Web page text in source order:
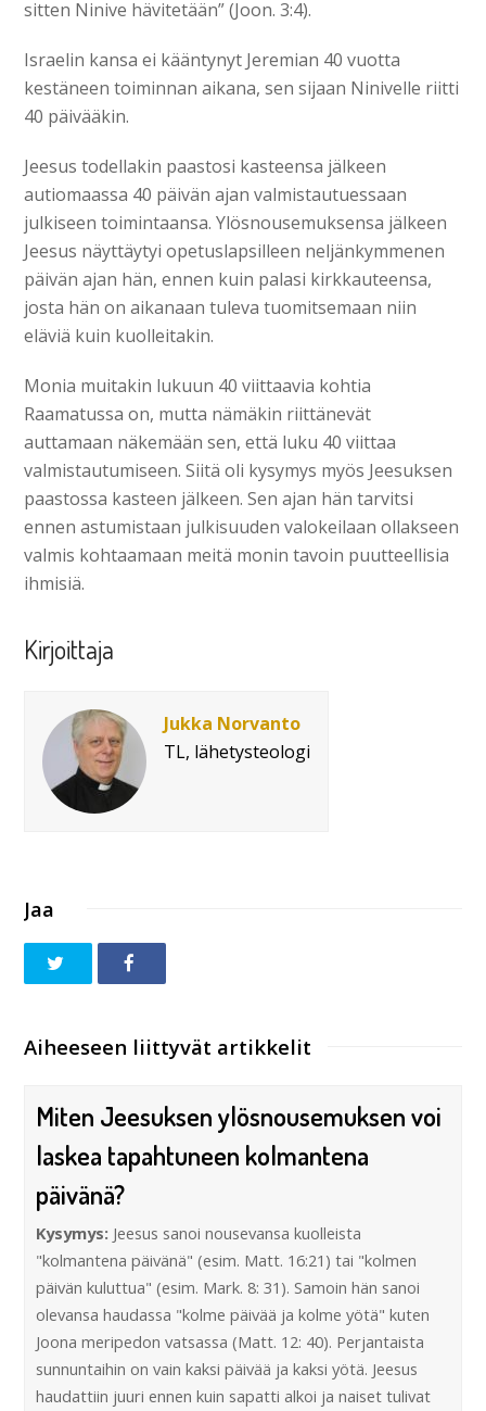
sitten Ninive hävitetään” (Joon. 3:4).
Israelin kansa ei kääntynyt Jeremian 40 vuotta
kestäneen toiminnan aikana, sen sijaan Ninivelle riitti
40 päivääkin.
Jeesus todellakin paastosi kasteensa jälkeen
autiomaassa 40 päivän ajan valmistautuessaan
julkiseen toimintaansa. Ylösnousemuksensa jälkeen
Jeesus näyttäytyi opetuslapsilleen neljänkymmenen
päivän ajan hän, ennen kuin palasi kirkkauteensa,
josta hän on aikanaan tuleva tuomitsemaan niin
eläviä kuin kuolleitakin.
Monia muitakin lukuun 40 viittaavia kohtia
Raamatussa on, mutta nämäkin riittänevät
auttamaan näkemään sen, että luku 40 viittaa
valmistautumiseen. Siitä oli kysymys myös Jeesuksen
paastossa kasteen jälkeen. Sen ajan hän tarvitsi
ennen astumistaan julkisuuden valokeilaan ollakseen
valmis kohtaamaan meitä monin tavoin puutteellisia
ihmisiä.
Kirjoittaja
Jukka Norvanto
TL, lähetysteologi
Jaa
Aiheeseen liittyvät artikkelit
Miten Jeesuksen ylösnousemuksen voi
laskea tapahtuneen kolmantena
päivänä?
Kysymys: Jeesus sanoi nousevansa kuolleista
"kolmantena päivänä" (esim. Matt. 16:21) tai "kolmen
päivän kuluttua" (esim. Mark. 8: 31). Samoin hän sanoi
olevansa haudassa "kolme päivää ja kolme yötä" kuten
Joona meripedon vatsassa (Matt. 12: 40). Perjantaista
sunnuntaihin on vain kaksi päivää ja kaksi yötä. Jeesus
haudattiin juuri ennen kuin sapatti alkoi ja naiset tulivat